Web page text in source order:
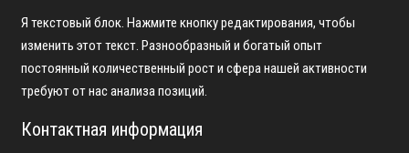
Я текстовый блок. Нажмите кнопку редактирования, чтобы
изменить этот текст. Разнообразный и богатый опыт
постоянный количественный рост и сфера нашей активности
требуют от нас анализа позиций.
Контактная информация